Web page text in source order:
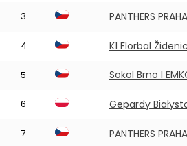
3 PANTHERS
4 K1 Florbal
5 Sokol Brno I
6 Gepardy
7 PANTHERS